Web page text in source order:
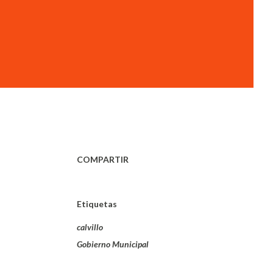
COMPARTIR
Etiquetas
calvillo
Gobierno Municipal